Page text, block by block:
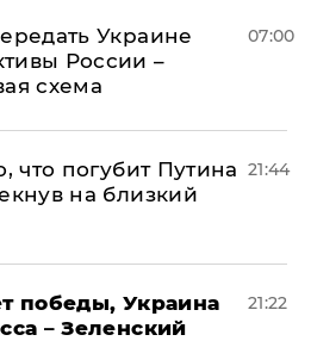
Украине
России –
схема
07:00
что погубит Путина
на близкий
21:44
победы, Украина
– Зеленский
21:22